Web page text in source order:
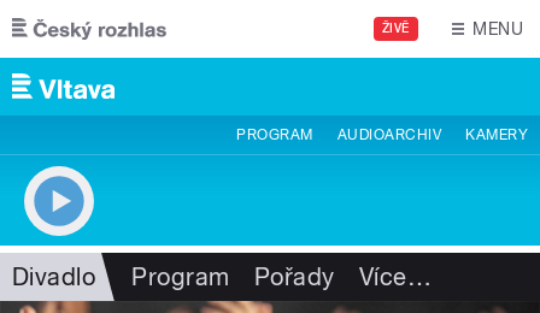
Přejít k hlavnímu obsahu
ŽIVĚ MENU
PROGRAM AUDIOARCHIV KAMERY
Divadlo Program Pořady Více…